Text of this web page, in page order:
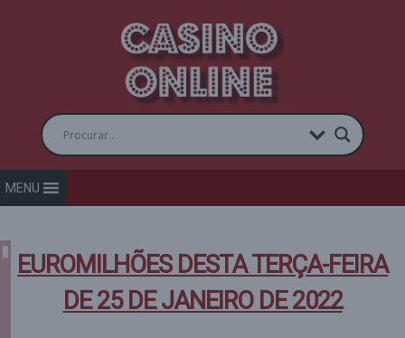
MENU
EUROMILHÕES DESTA TERÇA-FEIRA
DE 25 DE JANEIRO DE 2022